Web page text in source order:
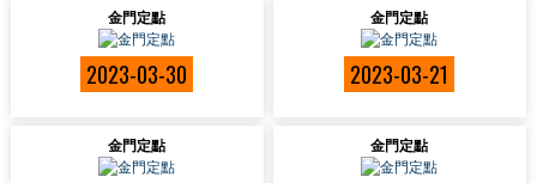
金門定點
2023-03-30
金門定點
2023-03-21
金門定點 金門定點